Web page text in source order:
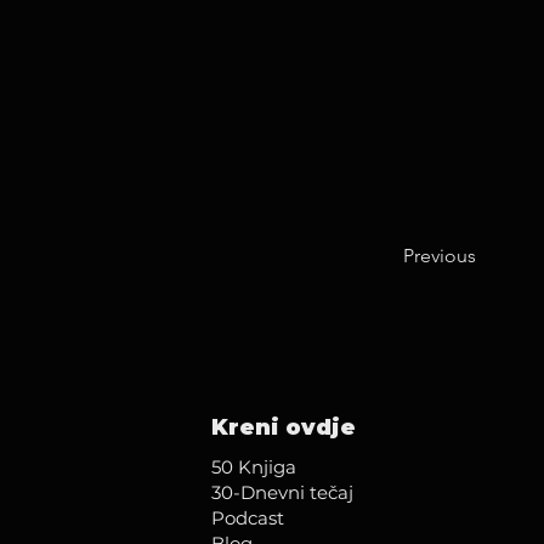
Previous
Kreni ovdje
50 Knjiga
30-Dnevni tečaj
Podcast